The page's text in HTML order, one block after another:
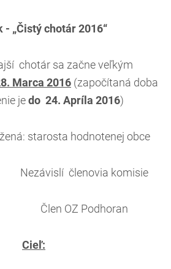
- „Čistý chotár 2016“
chotár sa začne veľkým
Marca 2016 (započítaná doba
je do 24. Apríla 2016)
starosta hodnotenej obce
členovia komisie
Podhoran
Cieľ: